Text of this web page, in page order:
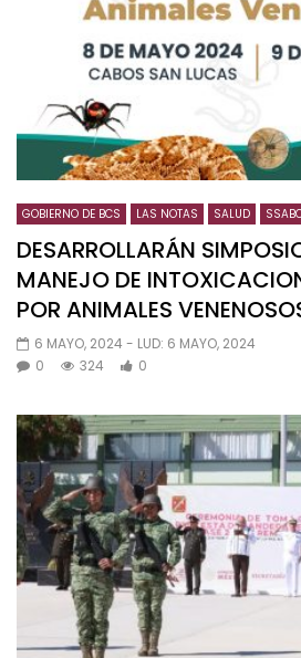
GOBIERNO DE BCS LAS NOTAS SALUD
DESARROLLARÁN
MANEJO DE
POR ANIMALES
6 MAYO, 2024 - LUD: 6 MAYO, 2024
0
324 0